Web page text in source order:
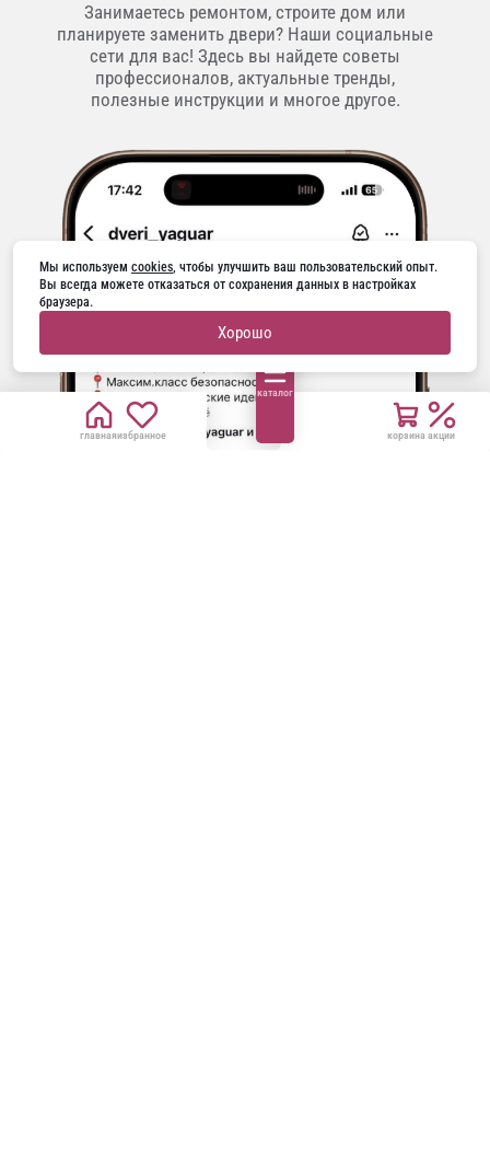
главнаяизбранное
каталог
корзина акции
Занимаетесь ремонтом, строите дом или
планируете заменить двери? Наши социальные
сети для вас! Здесь вы найдете советы
профессионалов, актуальные тренды,
полезные инструкции и многое другое.
Мы используем cookies, чтобы улучшить ваш пользовательский опыт.
Вы всегда можете отказаться от сохранения данных в настройках
браузера.
Хорошо